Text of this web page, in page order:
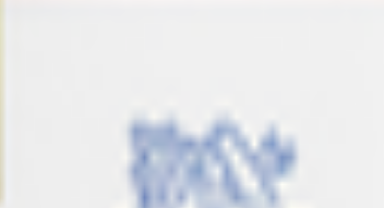
молочная «Nestogen» 3 с 12 месяцев
с рождения